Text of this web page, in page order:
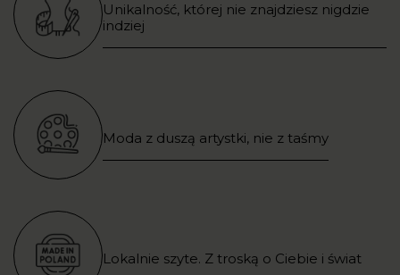
Unikalność, której nie znajdziesz nigdzie
indziej
Moda z duszą artystki, nie z taśmy
Lokalnie szyte. Z troską o Ciebie i świat